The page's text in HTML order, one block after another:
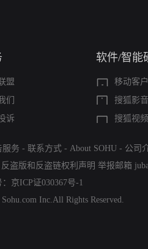
盟
们
诉
软件/智能
移动客
搜狐影音
搜狐视
服务 - 联系方式 - About SOHU - 公司
反盗版和反盗链权利声明 举报邮箱
京ICP证030367号-1
Inc.All Rights Reserved.